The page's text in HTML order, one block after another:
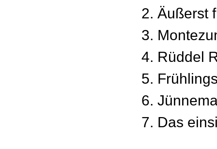
2. Äußerst
3.
4. Rüddel
5.
6.
7. Das